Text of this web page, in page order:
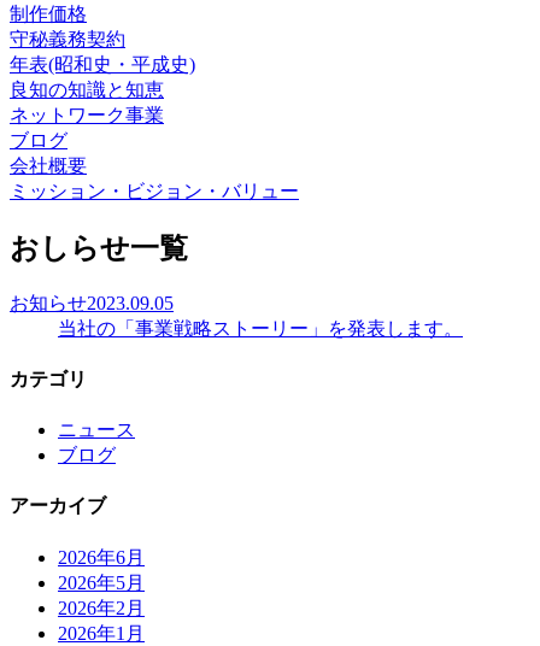
制作価格
守秘義務契約
年表(昭和史・平成史)
良知の知識と知恵
ネットワーク事業
ブログ
会社概要
ミッション・ビジョン・バリュー
おしらせ一覧
お知らせ2023.09.05
当社の「事業戦略ストーリー」を発表します。
カテゴリ
ニュース
ブログ
アーカイブ
2026年6月
2026年5月
2026年2月
2026年1月